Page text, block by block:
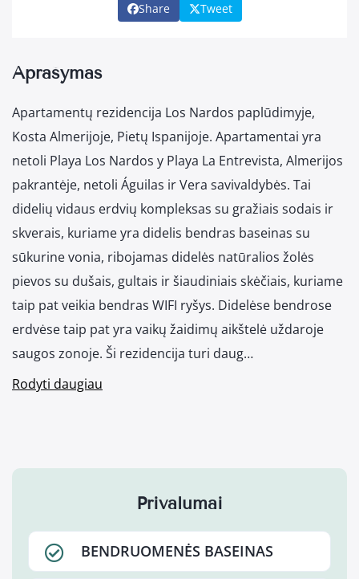
Share Tweet
Aprašymas
Apartamentų rezidencija Los Nardos paplūdimyje,
Kosta Almerijoje, Pietų Ispanijoje. Apartamentai yra
netoli Playa Los Nardos y Playa La Entrevista, Almerijos
pakrantėje, netoli Águilas ir Vera savivaldybės. Tai
didelių vidaus erdvių kompleksas su gražiais sodais ir
skverais, kuriame yra didelis bendras baseinas su
sūkurine vonia, ribojamas didelės natūralios žolės
pievos su dušais, gultais ir šiaudiniais skėčiais, kuriame
taip pat veikia bendras WIFI ryšys. Didelėse bendrose
erdvėse taip pat yra vaikų žaidimų aikštelė uždaroje
saugos zonoje. Ši rezidencija turi daug…
Rodyti daugiau
Privalumai
BENDRUOMENĖS BASEINAS